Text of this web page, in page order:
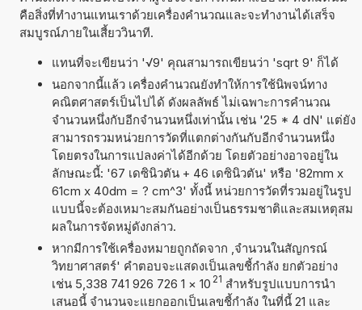
คือสิ่งที่ทำงานแทนเราด้วยเครื่องคำนวณและจะทำงานได้เสร็จ
สมบูรณ์ภายในเสี้ยววินาที.
แทนที่จะเขียนว่า '√9' คุณสามารถเขียนว่า 'sqrt 9' ก็ได้
นอกจากนี้แล้ว เครื่องคำนวณยังทำให้การใช้นิพจน์ทาง
คณิตศาสตร์เป็นไปได้ ดังผลลัพธ์ ไม่เฉพาะการคำนวณ
จำนวนหนึ่งกับอีกจำนวนหนึ่งเท่านั้น เช่น '25 * 4 dN' แต่ยัง
สามารถรวมหน่วยการวัดที่แตกต่างกันกับอีกจำนวนหนึ่ง
โดยตรงในการแปลงค่าได้อีกด้วย โดยตัวอย่างอาจอยู่ใน
ลักษณะนี้: '67 เดซินิวตัน + 46 เดซินิวตัน' หรือ '82mm x
61cm x 40dm = ? cm^3' ทั้งนี้ หน่วยการวัดที่รวมอยู่ในรูป
แบบนี้จะต้องเหมาะสมกันอย่างเป็นธรรมชาติและสมเหตุสม
ผลในการจัดหมู่ดังกล่าว.
หากมีการใช้เครื่องหมายถูกถัดจาก ,จำนวนในสัญกรณ์
วิทยาศาสตร์' คำตอบจะแสดงเป็นเลขชี้กำลัง ยกตัวอย่าง
เช่น 5,338 741 926 726 1 × 10 21 สำหรับรูปแบบการนำ
เสนอนี้ จำนวนจะแยกออกเป็นเลขชี้กำลัง ในที่นี้ 21 และ